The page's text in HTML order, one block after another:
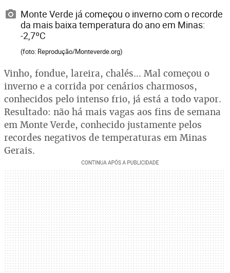
Monte Verde já começou o inverno com o recorde
da mais baixa temperatura do ano em Minas:
-2,7ºC
(foto: Reprodução/Monteverde.org)
Vinho, fondue, lareira, chalés... Mal começou o
inverno e a corrida por cenários charmosos,
conhecidos pelo intenso frio, já está a todo vapor.
Resultado: não há mais vagas aos fins de semana
em Monte Verde, conhecido justamente pelos
recordes negativos de temperaturas em Minas
Gerais.